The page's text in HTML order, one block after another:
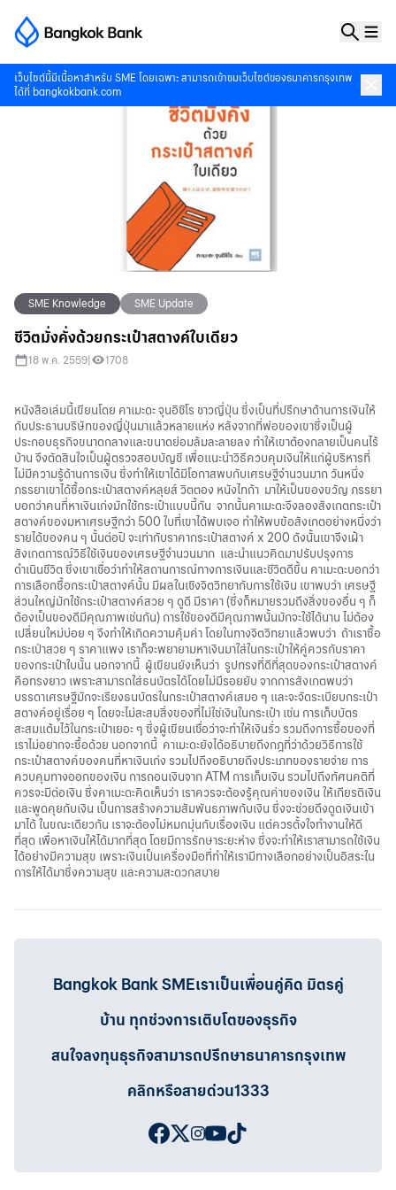
เว็บไซต์นี้มีเนื้อหาสำหรับ SME โดยเฉพาะ สามารถเข้าชมเว็บไซต์ของธนาคารกรุงเทพ
ได้ที่ bangkokbank.com
SME Knowledge SME Update
ชีวิตมั่งคั่งด้วยกระเป๋าสตางค์ใบเดียว
18 พ.ค. 2559 1708
หนังสือเล่มนี้เขียนโดย คาเมะดะ จุนอิชิโร ชาวญี่ปุ่น ซึ่งเป็นที่ปรึกษาด้านการเงินให้
กับประธานบริษัทของญี่ปุ่นมาแล้วหลายแห่ง หลังจากที่พ่อของเขาซึ่งเป็นผู้
ประกอบธุรกิจขนาดกลางและขนาดย่อมล้มละลายลง ทำให้เขาต้องกลายเป็นคนไร้
บ้าน จึงตัดสินใจเป็นผู้ตรวจสอบบัญชี เพื่อแนะนำวิธีควบคุมเงินให้แก่ผู้บริหารที่
ไม่มีความรู้ด้านการเงิน ซึ่งทำให้เขาได้มีโอกาสพบกับเศรษฐีจำนวนมาก วันหนึ่ง
ภรรยาเขาได้ซื้อกระเป๋าสตางค์หลุยส์ วิตตอง หนังไทก้า มาให้เป็นของขวัญ ภรรยา
บอกว่าคนที่หาเงินเก่งมักใช้กระเป๋าแบบนี้กัน จากนั้นคาเมะดะจึงลองสังเกตกระเป๋า
สตางค์ของมหาเศรษฐีกว่า 500 ใบที่เขาได้พบเจอ ทำให้พบข้อสังเกตอย่างหนึ่งว่า
รายได้ของคน ๆ นั้นต่อปี จะเท่ากับราคากระเป๋าสตางค์ x 200 ดังนั้นเขาจึงเฝ้า
สังเกตการณ์วิธีใช้เงินของเศรษฐีจำนวนมาก และนำแนวคิดมาปรับปรุงการ
ดำเนินชีวิต ซึ่งเขาเชื่อว่าทำให้สถานการณ์ทางการเงินและชีวิตดีขึ้น คาเมะดะบอกว่า
การเลือกซื้อกระเป๋าสตางค์นั้น มีผลในเชิงจิตวิทยากับการใช้เงิน เขาพบว่า เศรษฐี
ส่วนใหญ่มักใช้กระเป๋าสตางค์สวย ๆ ดูดี มีราคา (ซึ่งก็หมายรวมถึงสิ่งของอื่น ๆ ก็
ต้องเป็นของดีมีคุณภาพเช่นกัน) การใช้ของดีมีคุณภาพนั้นมักจะใช้ได้นาน ไม่ต้อง
เปลี่ยนใหม่บ่อย ๆ จึงทำให้เกิดความคุ้มค่า โดยในทางจิตวิทยาแล้วพบว่า ถ้าเราซื้อ
กระเป่าสวย ๆ ราคาแพง เราก็จะพยายามหาเงินมาใส่ในกระเป๋าให้คู่ควรกับราคา
ของกระเป๋าใบนั้น นอกจากนี้ ผู้เขียนยังเห็นว่า รูปทรงที่ดีที่สุดของกระเป๋าสตางค์
คือทรงยาว เพราะสามารถใส่ธนบัตรได้โดยไม่มีรอยยับ จากการสังเกตพบว่า
บรรดาเศรษฐีมักจะเรียงธนบัตรในกระเป๋าสตางค์เสมอ ๆ และจะจัดระเบียบกระเป๋า
สตางค์อยู่เรื่อย ๆ โดยจะไม่สะสมสิ่งของที่ไม่ใช่เงินในกระเป๋า เช่น การเก็บบัตร
สะสมแต้มไว้ในกระเป๋าเยอะ ๆ ซึ่งผู้เขียนเชื่อว่าจะทำให้เงินรั่ว รวมถึงการซื้อของที่
เราไม่อยากจะซื้อด้วย นอกจากนี้ คาเมะดะยังได้อธิบายถึงกฎที่ว่าด้วยวิธีการใช้
กระเป๋าสตางค์ของคนที่หาเงินเก่ง รวมไปถึงอธิบายถึงประเภทของรายจ่าย การ
ควบคุมทางออกของเงิน การถอนเงินจาก ATM การเก็บเงิน รวมไปถึงทัศนคติที่
ควรจะมีต่อเงิน ซึ่งคาเมะดะคิดเห็นว่า เราควรจะต้องรู้คุณค่าของเงิน ให้เกียรติเงิน
และพูดคุยกับเงิน เป็นการสร้างความสัมพันธภาพกับเงิน ซึ่งจะช่วยดึงดูดเงินเข้า
มาได้ ในขณะเดียวกัน เราจะต้องไม่หมกมุ่นกับเรื่องเงิน แต่ควรตั้งใจทำงานให้ดี
ที่สุด เพื่อหาเงินให้ได้มากที่สุด โดยมีการรักษาระยะห่าง ซึ่งจะทำให้เราสามารถใช้เงิน
ได้อย่างมีความสุข เพราะเงินเป็นเครื่องมือที่ทำให้เรามีทางเลือกอย่างเป็นอิสระใน
การให้ได้มาซึ่งความสุข และความสะดวกสบาย
Bangkok Bank SMEเราเป็นเพื่อนคู่คิด มิตรคู่
บ้าน ทุกช่วงการเติบโตของธุรกิจ
สนใจลงทุนธุรกิจสามารถปรึกษาธนาคารกรุงเทพ
คลิกหรือสายด่วน1333